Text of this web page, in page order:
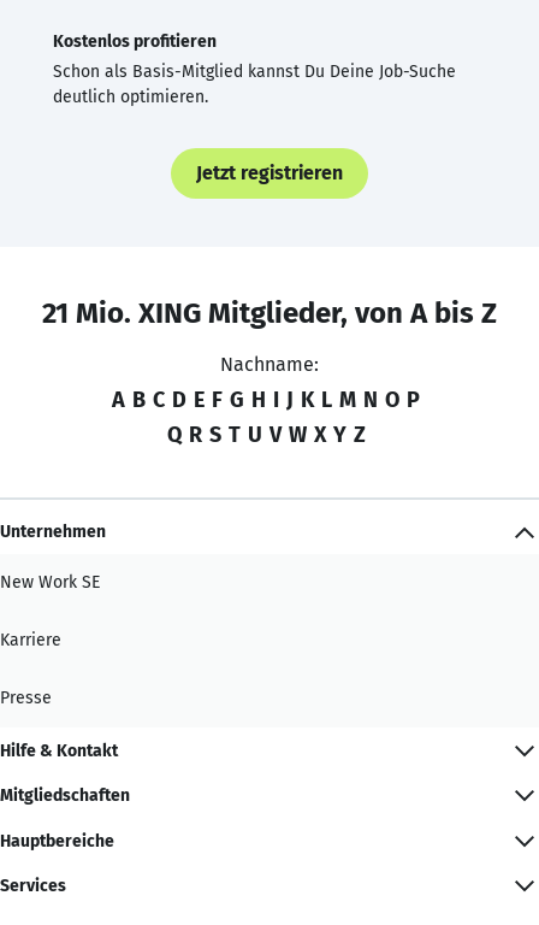
Kostenlos profitieren
Schon als Basis-Mitglied kannst Du Deine Job-Suche
deutlich optimieren.
Jetzt registrieren
21 Mio. XING Mitglieder, von A bis Z
Nachname:
A B C D E F G H I J K L M N O P
Q R S T U V W X Y Z
Unternehmen
New Work SE
Karriere
Presse
Hilfe & Kontakt
Mitgliedschaften
Hauptbereiche
Services